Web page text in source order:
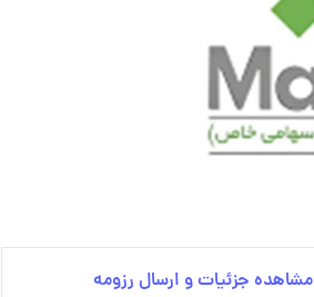
مشاهده جزئیات و ارسال رزومه